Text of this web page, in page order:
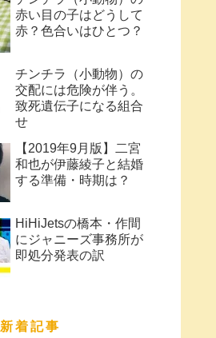
赤い目の子はどうして
赤？色合いはひとつ？
チンチラ（小動物）の
交配には危険が伴う。
致死遺伝子になる組合
せ
【2019年9月版】二宮
和也が伊藤綾子と結婚
する準備・時期は？
HiHiJetsの橋本・作間
にジャニーズ事務所が
即処分発表の訳
新着記事